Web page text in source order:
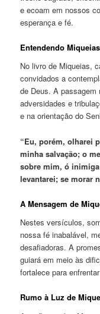
e ecoam em nossos
esperança e fé.
Entendendo
No livro de Miqueias,
convidados a
de Deus. A passagem
adversidades e
e na orientação do
“Eu, porém, olharei
minha salvação; o
sobre mim, ó
levantarei; se morar
A Mensagem de
Nestes versículos,
nossa fé inabalável,
desafiadoras. A
guiará em meio às
fortalece para
Rumo à Luz de